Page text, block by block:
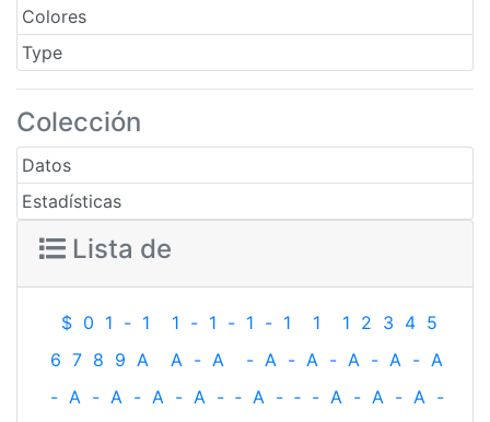
Colores
Type
Colección
Datos
Estadísticas
Lista de
$ 0 1 - 1 1 - 1 - 1 - 1 1 1 2 3 4 5
6 7 8 9 A A - A - A - A - A - A - A
- A - A - A - A - ‐ A - ‐ - A - A - A -